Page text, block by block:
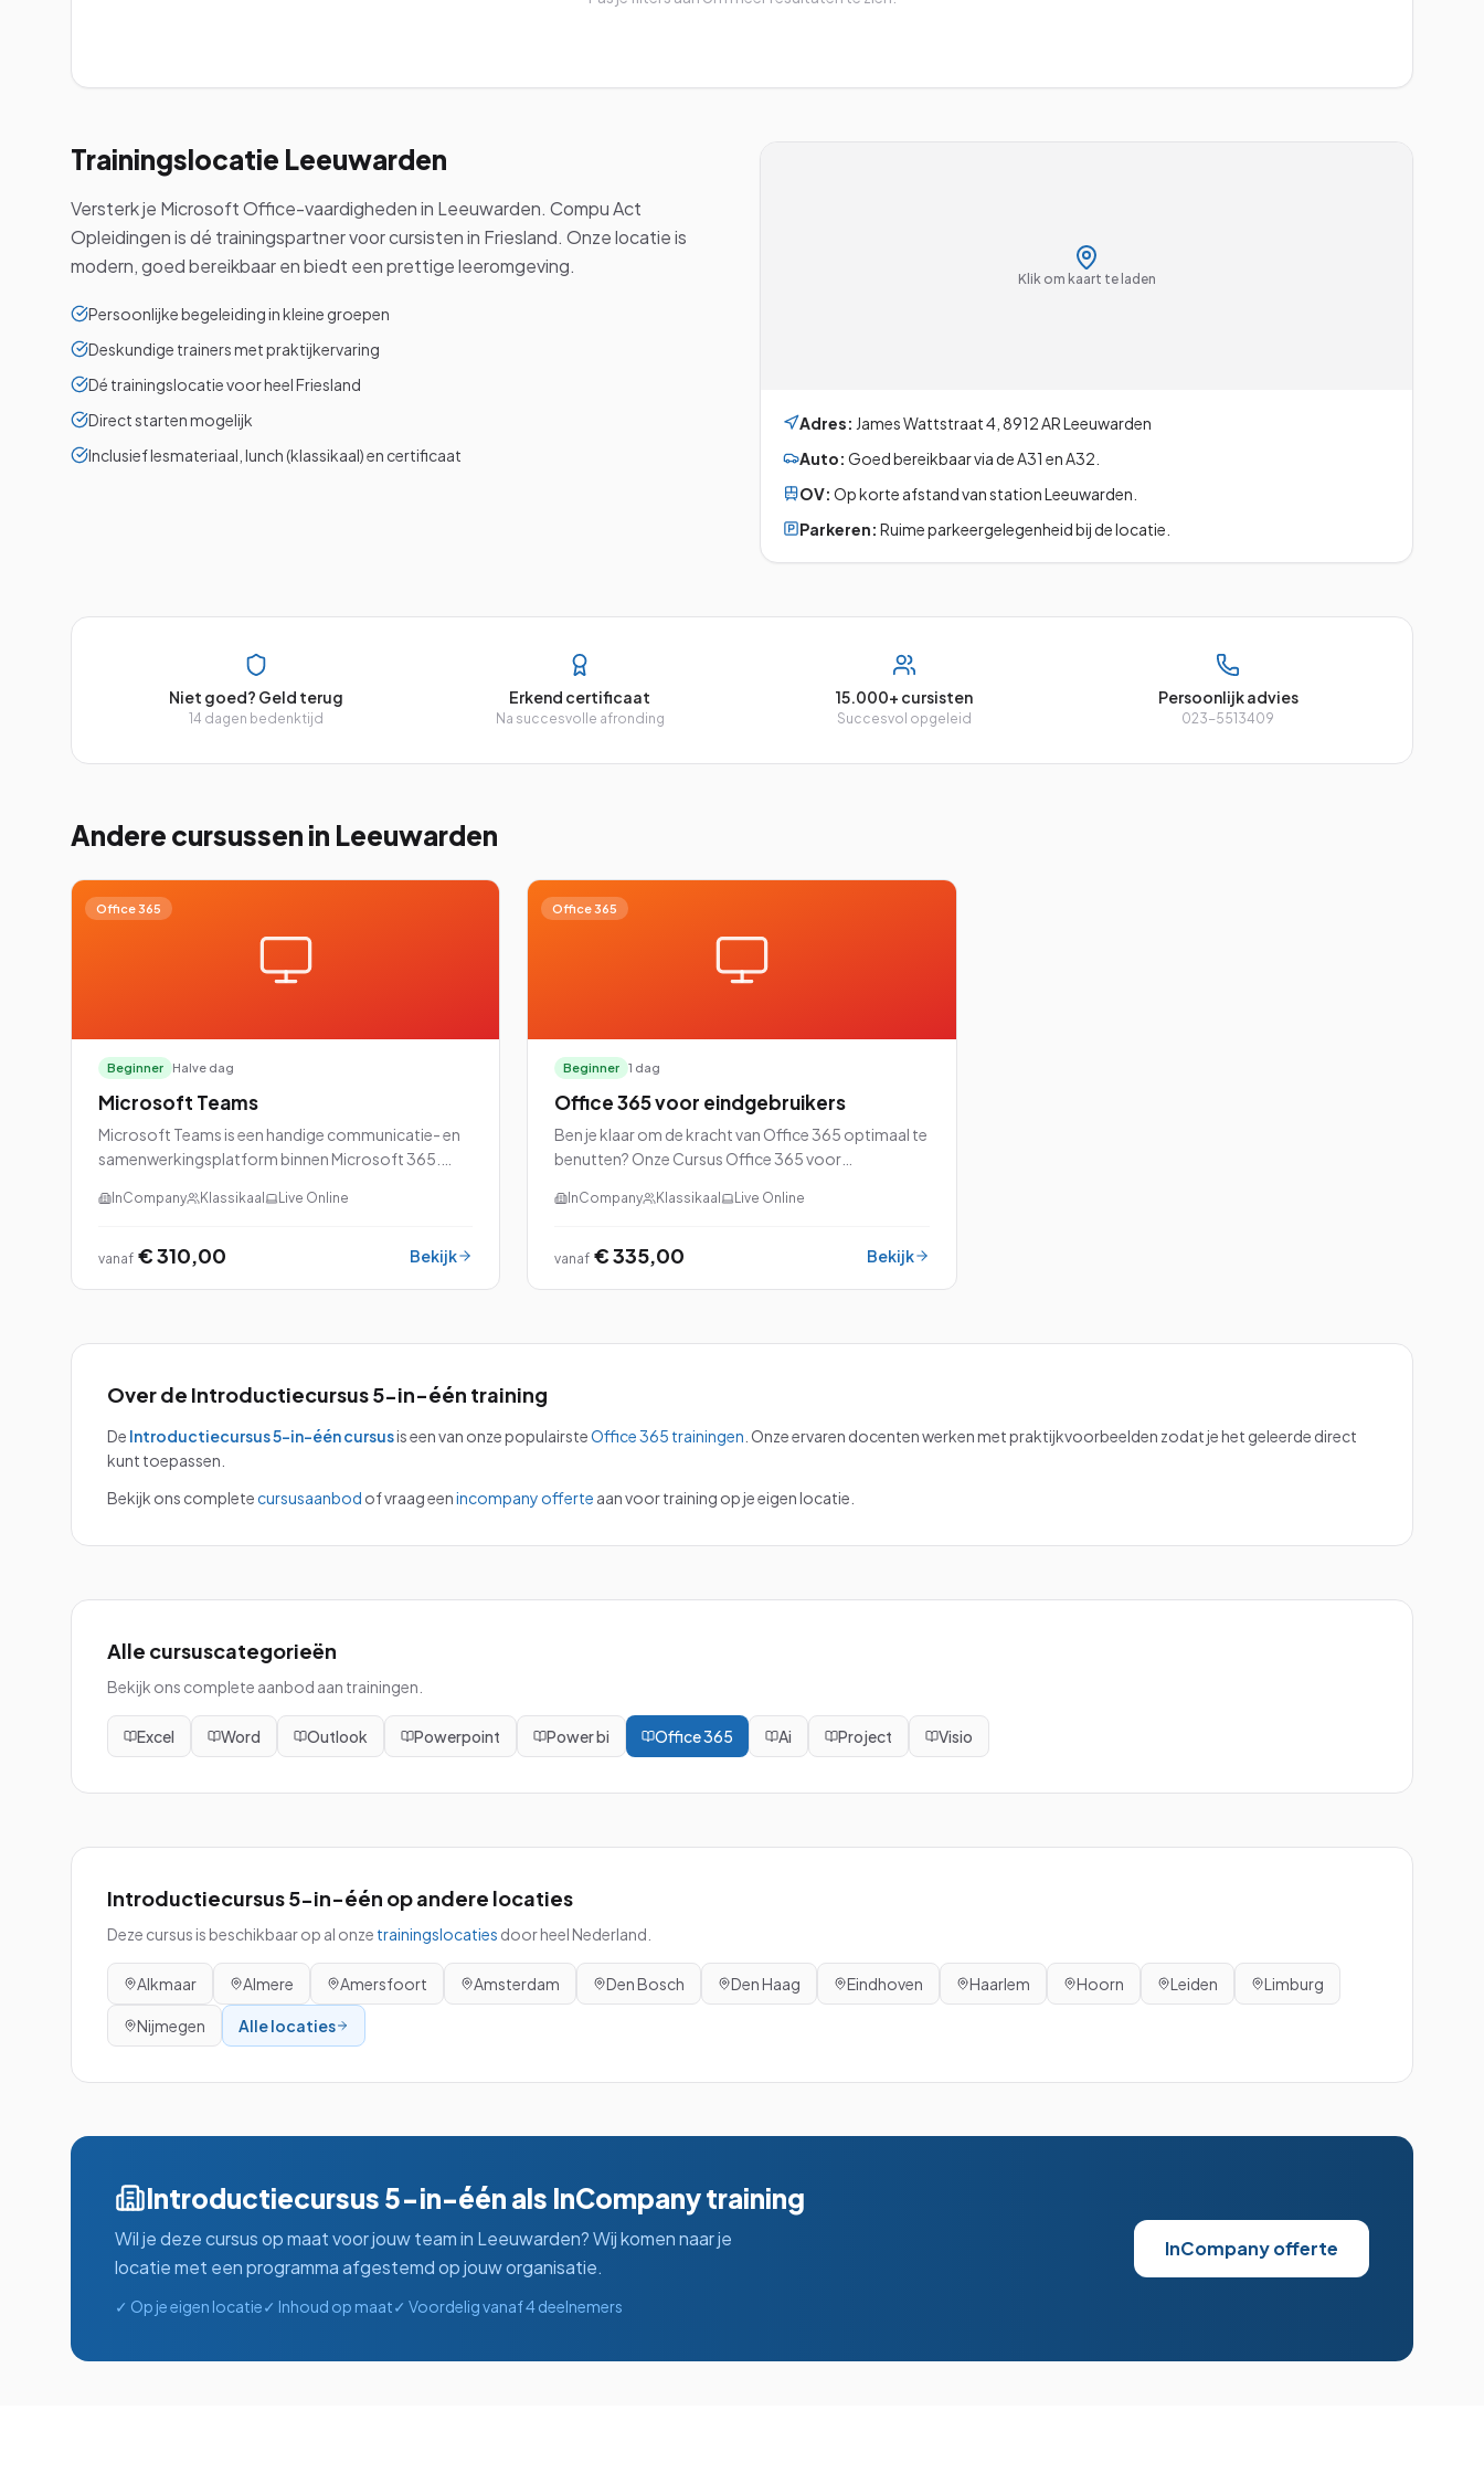
Trainingslocatie Leeuwarden
Versterk je Microsoft Office-vaardigheden in Leeuwarden. Compu Act
Opleidingen is dé trainingspartner voor cursisten in Friesland. Onze locatie is
modern, goed bereikbaar en biedt een prettige leeromgeving.
Persoonlijke begeleiding in kleine groepen
Deskundige trainers met praktijkervaring
Dé trainingslocatie voor heel Friesland
Direct starten mogelijk
Inclusief lesmateriaal, lunch (klassikaal) en certificaat
Klik om kaart te laden
Adres: James Wattstraat 4 8912 ARLeeuwarden
Auto: Goed bereikbaar via de A31 en A32.
OV: Op korte afstand van station Leeuwarden.
Parkeren: Ruime parkeergelegenheid bij de locatie.
Niet goed? Geld terug
14 dagen bedenktijd
Erkend certificaat
Na succesvolle afronding
15.000+ cursisten
Succesvol opgeleid
Persoonlijk advies
023-5513409
Andere cursussen in Leeuwarden
Office 365
Beginner Halve dag
Microsoft Teams
Microsoft Teams is een handige communicatie- en
samenwerkingsplatform binnen Microsoft 365.
doeleinden worden gebruikt.
InCompany Klassikaal Live Online
vanaf € 310,00 Bekijk
Office 365
Beginner 1 dag
Office 365 voor eindgebruikers
Ben je klaar om de kracht van Office 365 optimaal te
benutten? Onze Cursus Office 365 voor
vertrouwd te maken met alle ins en outs van dit
InCompany Klassikaal Live Online
vanaf € 335,00 Bekijk
Over de Introductiecursus 5-in-één training
De Introductiecursus 5-in-ééncursusis een van onze populairsteOffice 365 trainingen Onze ervaren docenten werken met praktijkvoorbeelden zodat je het geleerde direct
kunt toepassen.
Bekijk ons completecursusaanbod of vraag eenincompany offerte aan voor training op je eigen locatie.
Alle cursuscategorieën
Bekijk ons complete aanbod aan trainingen.
Excel Word Outlook Powerpoint Power bi Office 365 Ai Project Visio
Introductiecursus 5-in-één op andere locaties
Deze cursus is beschikbaar op al onze trainingslocaties door heel Nederland.
Alkmaar Almere Amersfoort Amsterdam Den Bosch Den Haag Eindhoven Haarlem Hoorn Leiden Limburg
Nijmegen Alle locaties
Introductiecursus 5-in-één als InCompany training
Wil je deze cursus op maat voor jouw team in Leeuwarden? Wij komen naar je
locatie met een programma afgestemd op jouw organisatie.
✓ Op je eigen locatie✓ Inhoud op maat✓ Voordelig vanaf 4 deelnemers
InCompany offerte